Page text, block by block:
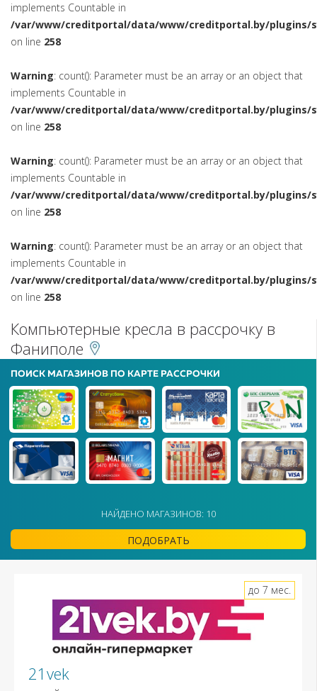
implements Countable in
/var/www/creditportal/data/www/creditportal.by/plugins/
on line 258
Warning: count(): Parameter must be an array or an object that
implements Countable in
/var/www/creditportal/data/www/creditportal.by/plugins/
on line 258
Warning: count(): Parameter must be an array or an object that
implements Countable in
/var/www/creditportal/data/www/creditportal.by/plugins/
on line 258
Warning: count(): Parameter must be an array or an object that
implements Countable in
/var/www/creditportal/data/www/creditportal.by/plugins/
on line 258
Компьютерные кресла в рассрочку в
Фаниполе
ПОИСК МАГАЗИНОВ ПО КАРТЕ РАССРОЧКИ
НАЙДЕНО МАГАЗИНОВ: 10
ПОДОБРАТЬ
21vek
до 7 мес.